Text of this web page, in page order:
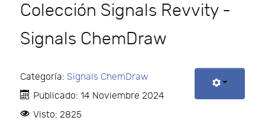
Colección Signals Revvity -
Signals ChemDraw
Categoría: Signals ChemDraw
Publicado: 14 Noviembre 2024
Visto: 2825